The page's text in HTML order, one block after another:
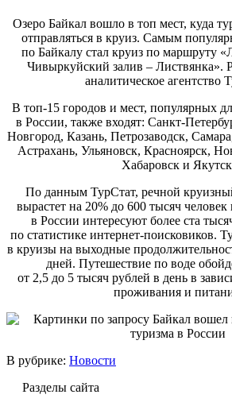
Озеро Байкал вошло в топ мест, куда
отправляться в круиз. Самым
по Байкалу стал круиз по маршруту
Чивыркуйский залив – Листвянка».
аналитическое агентство
В топ-15 городов и мест, популярных
в России, также входят: Санкт-
Новгород, Казань, Петрозаводск,
Астрахань, Ульяновск, Красноярск,
Хабаровск и
По данным ТурСтат, речной
вырастет на 20% до 600 тысяч
в России интересуют более ста
по статистике интернет-поисковиков.
в круизы на выходные
дней. Путешествие по воде
от 2,5 до 5 тысяч рублей в день в
проживания и
В рубрике: Новости
Разделы сайта